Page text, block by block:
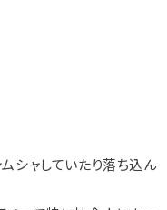
シャしていたり落ち込ん